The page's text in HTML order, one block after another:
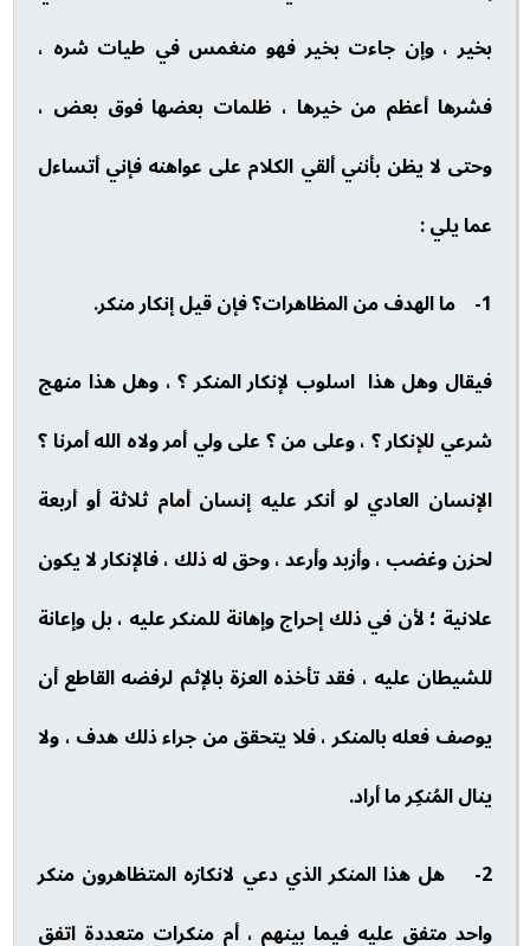
بخير ، وإن جاءت بخير فهو منغمس في طيات شره ،
فشرها أعظم من خيرها ، ظلمات بعضها فوق بعض ،
وحتى لا يظن بأنني ألقي الكلام على عواهنه فإني أتساءل
عما يلي :
1- ما الهدف من المظاهرات؟ فإن قيل إنكار منكر.
فيقال وهل هذا اسلوب لإنكار المنكر ؟ ، وهل هذا منهج
شرعي للإنكار ؟ ، وعلى من ؟ على ولي أمر ولاه الله أمرنا ؟
الإنسان العادي لو أنكر عليه إنسان أمام ثلاثة أو أربعة
لحزن وغضب ، وأزبد وأرعد ، وحق له ذلك ، فالإنكار لا يكون
علانية ؛ لأن في ذلك إحراج وإهانة للمنكر عليه ، بل وإعانة
للشيطان عليه ، فقد تأخذه العزة بالإثم لرفضه القاطع أن
يوصف فعله بالمنكر ، فلا يتحقق من جراء ذلك هدف ، ولا
ينال المُنكِر ما أراد.
2- هل هذا المنكر الذي دعي لانكازه المتظاهرون منكر
واحد متفق عليه فيما بينهم ، أم منكرات متعددة اتفق